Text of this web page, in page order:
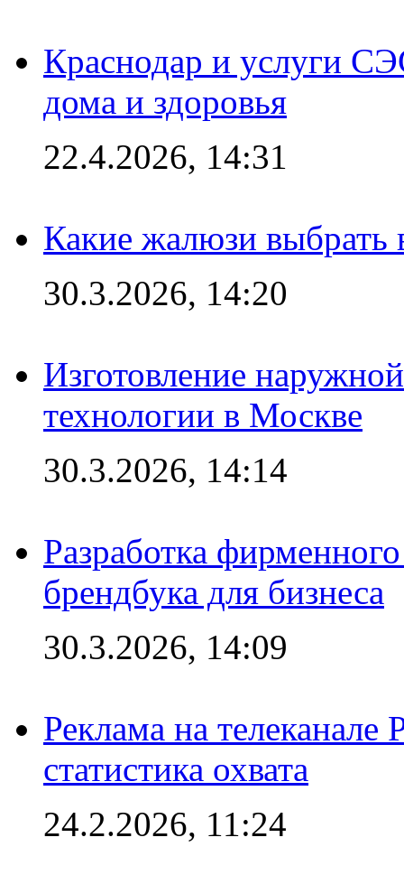
Краснодар и услуги
дома и здоровья
22.4.2026, 14:31
Какие жалюзи выбрать
30.3.2026, 14:20
Изготовление
технологии в Москве
30.3.2026, 14:14
Разработка
брендбука для бизнеса
30.3.2026, 14:09
Реклама на
статистика охвата
24.2.2026, 11:24